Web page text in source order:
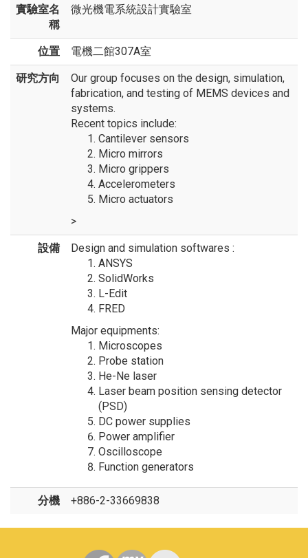
實驗室名
稱
微光機電系統設計實驗室
位置 電機二館307A室
研究方向
Our group focuses on the design, simulation,
fabrication, and testing of MEMS devices and
systems.
Recent topics include:
Cantilever sensors
Micro mirrors
Micro grippers
Accelerometers
Micro actuators
>
設備
Design and simulation softwares :
ANSYS
SolidWorks
L-Edit
FRED
Major equipments:
Microscopes
Probe station
He-Ne laser
Laser beam position sensing detector
(PSD)
DC power supplies
Power amplifier
Oscilloscope
Function generators
分機 +886-2-33669838